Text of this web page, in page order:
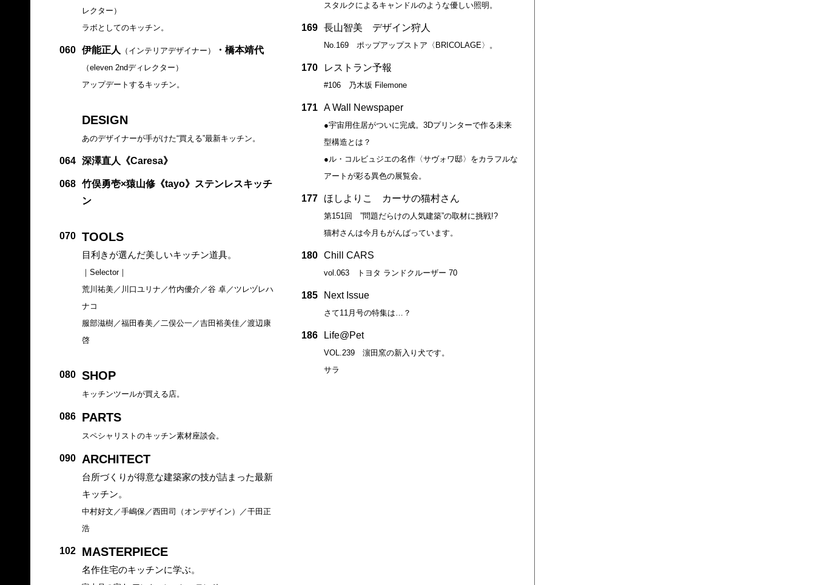
レクター）
ラボとしてのキッチン。
060 伊能正人 （インテリアデザイナー） ・橋本靖代
（eleven 2ndディレクター）
アップデートするキッチン。
DESIGN
あのデザイナーが手がけた“買える”最新キッチン。
064 深澤直人《Caresa》
068
竹俣勇壱×猿山修《tayo》ステンレスキッチ
ン
070 TOOLS
目利きが選んだ美しいキッチン道具。
｜Selector｜
荒川祐美／川口ユリナ／竹内優介／谷 卓／ツレヅレハ
ナコ
服部滋樹／福田春美／二俣公一／吉田裕美佳／渡辺康
啓
080 SHOP
キッチンツールが買える店。
086 PARTS
スペシャリストのキッチン素材座談会。
090 ARCHITECT
台所づくりが得意な建築家の技が詰まった最新
キッチン。
中村好文／手嶋保／西田司（オンデザイン）／干田正
浩
102 MASTERPIECE
名作住宅のキッチンに学ぶ。
スタルクによるキャンドルのような優しい照明。
169 長山智美 デザイン狩人
No.169 ポップアップストア〈BRICOLAGE〉。
170 レストラン予報
#106 乃木坂 Filemone
171 A Wall Newspaper
●宇宙用住居がついに完成。3Dプリンターで作る未来
型構造とは？
●ル・コルビュジエの名作〈サヴォワ邸〉をカラフルな
アートが彩る異色の展覧会。
177 ほしよりこ カーサの猫村さん
第151回 ”問題だらけの人気建築”の取材に挑戦!?
猫村さんは今月もがんばっています。
180 Chill CARS
vol.063 トヨタ ランドクルーザー 70
185 Next Issue
さて11月号の特集は…？
186 Life@Pet
VOL.239 濵田窯の新入り犬です。
サラ